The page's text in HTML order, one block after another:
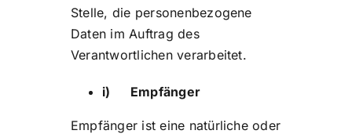
Stelle, die personenbezogene
Daten im Auftrag des
Verantwortlichen verarbeitet.
i) Empfänger
Empfänger ist eine natürliche oder